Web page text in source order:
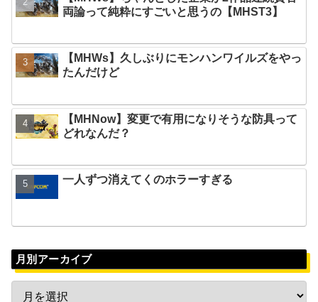
両論って純粋にすごいと思うの【MHST3】
【MHWs】久しぶりにモンハンワイルズをやっ
たんだけど
【MHNow】変更で有用になりそうな防具って
どれなんだ？
一人ずつ消えてくのホラーすぎる
月別アーカイブ